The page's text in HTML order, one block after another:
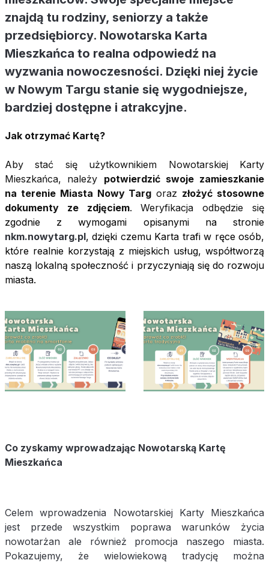
znajdą tu rodziny, seniorzy a także
przedsiębiorcy. Nowotarska Karta
Mieszkańca to realna odpowiedź na
wyzwania nowoczesności. Dzięki niej życie
w Nowym Targu stanie się wygodniejsze,
bardziej dostępne i atrakcyjne.
Jak otrzymać Kartę?
Aby stać się użytkownikiem Nowotarskiej Karty
Mieszkańca, należy potwierdzić swoje zamieszkanie
na terenie Miasta Nowy Targ oraz złożyć stosowne
dokumenty ze zdjęciem. Weryfikacja odbędzie się
zgodnie z wymogami opisanymi na stronie
nkm.nowytarg.pl, dzięki czemu Karta trafi w ręce osób,
które realnie korzystają z miejskich usług, współtworzą
naszą lokalną społeczność i przyczyniają się do rozwoju
miasta.
Co zyskamy wprowadzając Nowotarską Kartę
Mieszkańca
Celem wprowadzenia Nowotarskiej Karty Mieszkańca
jest przede wszystkim poprawa warunków życia
nowotarżan ale również promocja naszego miasta.
Pokazujemy, że wielowiekową tradycję można